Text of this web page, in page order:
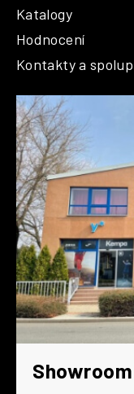
Katalogy
Hodnocení
Kontakty a